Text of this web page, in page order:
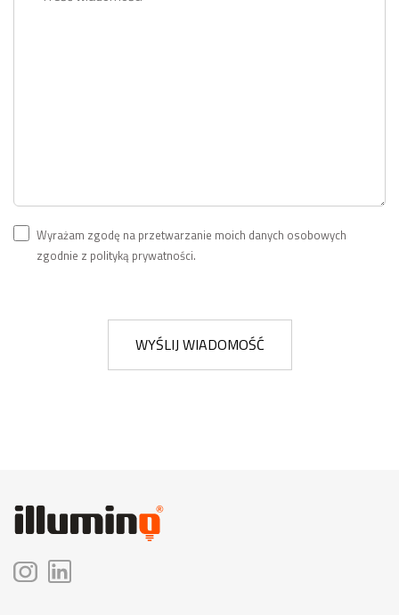
Wyrażam zgodę na przetwarzanie moich danych osobowych
zgodnie z polityką prywatności.
WYŚLIJ WIADOMOŚĆ